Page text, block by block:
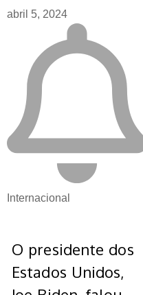
abril 5, 2024
Internacional
O presidente dos
Estados Unidos,